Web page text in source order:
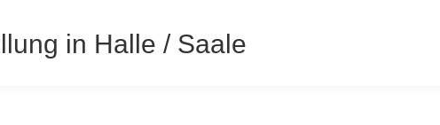
in Halle / Saale